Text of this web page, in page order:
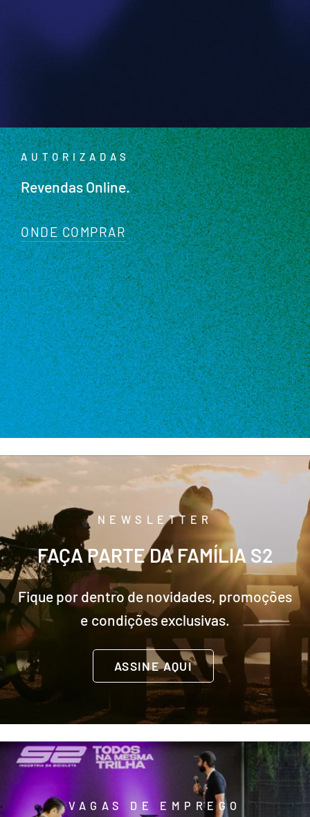
AUTORIZADAS
Revendas Online.
ONDE COMPRAR
NEWSLETTER
FAÇA PARTEDA FAMÍLIA S2
Fique por dentro de novidades, promoções
e condiçõesexclusivas.
ASSINE AQUI
VAGAS DE EMPREGO